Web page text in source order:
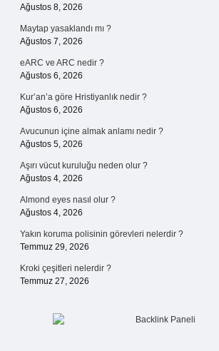
Ağustos 8, 2026
Maytap yasaklandı mı ?
Ağustos 7, 2026
eARC ve ARC nedir ?
Ağustos 6, 2026
Kur’an’a göre Hristiyanlık nedir ?
Ağustos 6, 2026
Avucunun içine almak anlamı nedir ?
Ağustos 5, 2026
Aşırı vücut kuruluğu neden olur ?
Ağustos 4, 2026
Almond eyes nasıl olur ?
Ağustos 4, 2026
Yakın koruma polisinin görevleri nelerdir ?
Temmuz 29, 2026
Kroki çeşitleri nelerdir ?
Temmuz 27, 2026